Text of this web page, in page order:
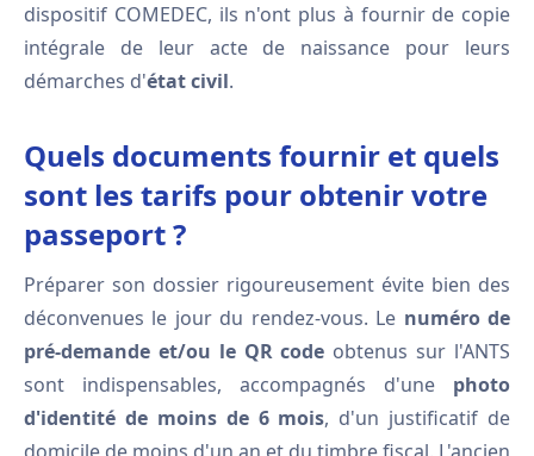
dispositif COMEDEC, ils n'ont plus à fournir de copie
intégrale de leur acte de naissance pour leurs
démarches d'état civil.
Quels documents fournir et quels
sont les tarifs pour obtenir votre
passeport ?
Préparer son dossier rigoureusement évite bien des
déconvenues le jour du rendez-vous. Le numéro de
pré-demande et/ou le QR code obtenus sur l'ANTS
sont indispensables, accompagnés d'une photo
d'identité de moins de 6 mois, d'un justificatif de